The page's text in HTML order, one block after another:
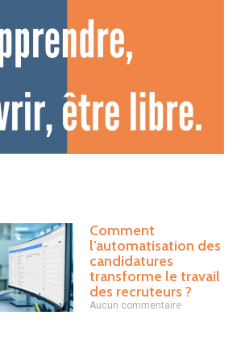
Comment
l’automatisation des
candidatures
transforme le travail
des recruteurs ?
Aucun commentaire